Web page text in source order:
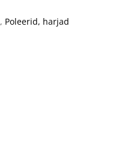
, Poleerid, harjad